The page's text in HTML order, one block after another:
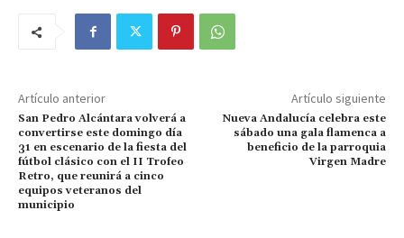
Artículo anterior
San Pedro Alcántara volverá a
convertirse este domingo día
31 en escenario de la fiesta del
fútbol clásico con el II Trofeo
Retro, que reunirá a cinco
equipos veteranos del
municipio
Artículo siguiente
Nueva Andalucía celebra este
sábado una gala flamenca a
beneficio de la parroquia
Virgen Madre